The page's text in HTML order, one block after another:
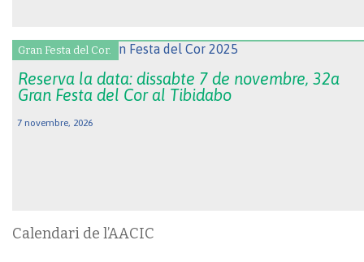
Gran Festa del Cor.
Reserva la data: dissabte 7 de novembre, 32a
Gran Festa del Cor al Tibidabo
7 novembre, 2026
Calendari de l’AACIC